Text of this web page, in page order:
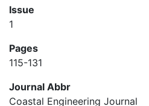
Issue
1
Pages
115-131
Journal Abbr
Coastal Engineering Journal